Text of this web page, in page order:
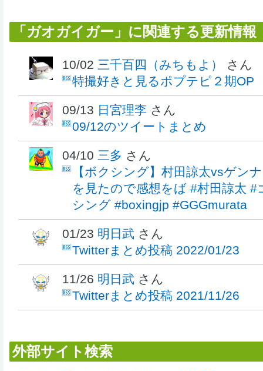
「ガオガイガー」に関連する更新情報
10/02 三千百四（みちもよ）
さん
特撮好きと見るポプテピ２期OP
09/13 日宮理李 さん
09/12のツイートまとめ
04/10 三多 さん
【ボクシング】村田諒太vsゲン
を見たので感想をば #村田諒太
シング #boxingjp #GGGmurata
01/23 明日武 さん
Twitterまとめ投稿 2022/01/23
11/26 明日武 さん
Twitterまとめ投稿 2021/11/26
外部サイト検索